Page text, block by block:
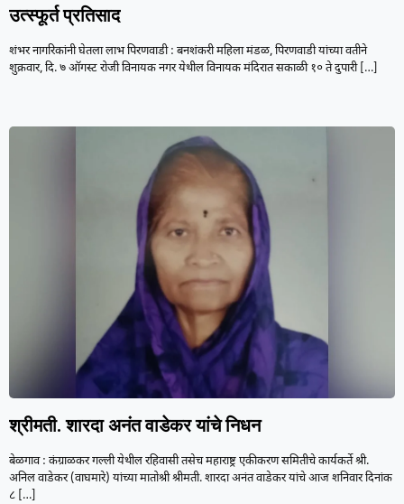
उत्स्फूर्त प्रतिसाद
शंभर नागरिकांनी घेतला लाभ पिरणवाडी : बनशंकरी महिला मंडळ, पिरणवाडी यांच्या वतीने
शुक्रवार, दि. ७ ऑगस्ट रोजी विनायक नगर येथील विनायक मंदिरात सकाळी १० ते दुपारी[…]
श्रीमती. शारदा अनंत वाडेकर यांचे निधन
बेळगाव : कंग्राळकर गल्ली येथील रहिवासी तसेच महाराष्ट्र एकीकरण समितीचे कार्यकर्ते श्री.
अनिल वाडेकर (वाघमारे) यांच्या मातोश्री श्रीमती. शारदा अनंत वाडेकर यांचे आज शनिवार दिनांक
८ […]